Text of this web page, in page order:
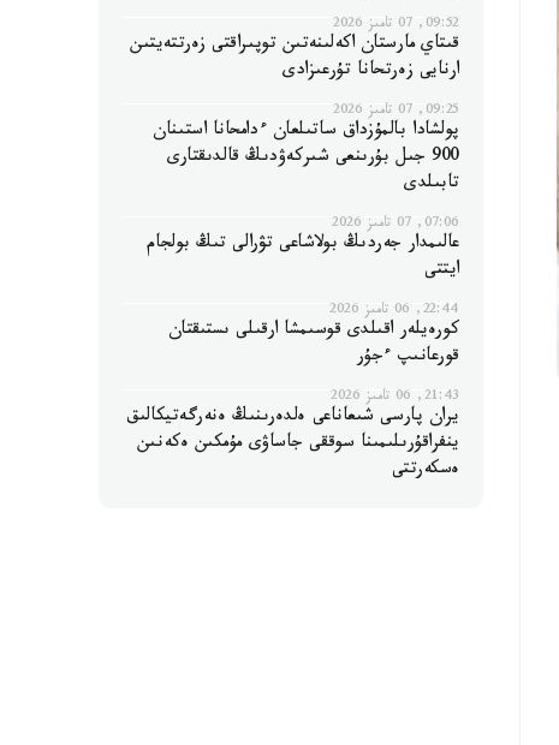
09:52, 07 تامىز 2026
قىتاي مارستان اكەلىنەتىن توپىراقتى زەرتتەيتىن
ارنايى زەرتحانا تۇرعىزادى
09:25, 07 تامىز 2026
پولشادا بالمۇزداق ساتىلعان ءدامحانا استىنان
900 جىل بۇرىنعى شىركەۋدىڭ قالدىقتارى
تابىلدى
07:06, 07 تامىز 2026
عالىمدار جەردىڭ بولاشاعى تۋرالى تىڭ بولجام
ايتتى
22:44, 06 تامىز 2026
كورەيلەر اقىلدى قوسىمشا ارقىلى ىستىقتان
قورعانىپ ءجۇر
21:43, 06 تامىز 2026
يران پارسى شىعاناعى ەلدەرىنىڭ ەنەرگەتيكالىق
ينفراقۇرىلىمىنا سوققى جاساۋى مۇمكىن ەكەنىن
ەسكەرتتى